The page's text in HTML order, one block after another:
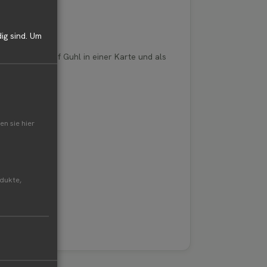
von Bauernhof Guhl in einer Karte und als
sind. Um
sie hier